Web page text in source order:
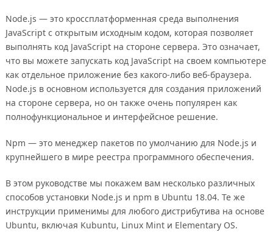
Node.js — это кроссплатформенная среда выполнения
JavaScript с открытым исходным кодом, которая позволяет
выполнять код JavaScript на стороне сервера. Это означает,
что вы можете запускать код JavaScript на своем компьютере
как отдельное приложение без какого-либо веб-браузера.
Node.js в основном используется для создания приложений
на стороне сервера, но он также очень популярен как
полнофункциональное и интерфейсное решение.
Npm — это менеджер пакетов по умолчанию для Node.js и
крупнейшего в мире реестра программного обеспечения.
В этом руководстве мы покажем вам несколько различных
способов установки Node.js и npm в Ubuntu 18.04. Те же
инструкции применимы для любого дистрибутива на основе
Ubuntu, включая Kubuntu, Linux Mint и Elementary OS.